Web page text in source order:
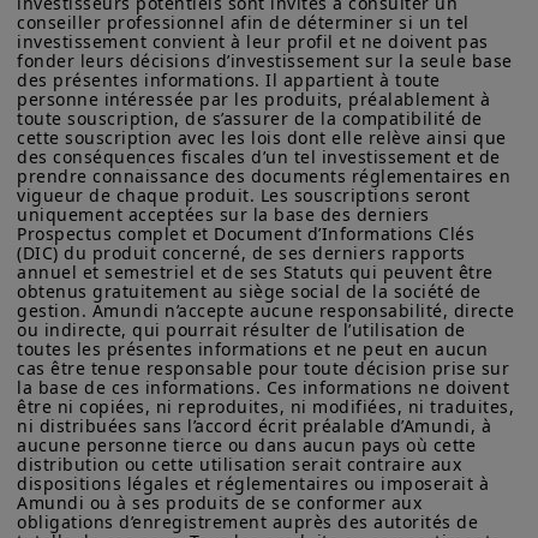
possessions américains), aux résidents et citoyens des États-
Unis d'Amérique ou à des « Ressortissants des États-Unis ». Si
vous êtes un « Ressortissant des États-Unis », vous n'êtes pas
autorisé à accéder à ce site et vous êtes invité à vous
connecter à amundi.com/usinvestors.
Les informations disponibles sur ce site sont fournies à titre
informatif seulement. Aucune information fournie ne constitue
une offre d’achat, une sollicitation de vente de titres, un conseil
d’investissement quant à l'achat ou à la vente d’un titre, une
offre ou une sollicitation par Amundi Canada ou une de ses
sociétés affiliées de fournir un conseil d'investissement ou un
service financier, juridique, fiscal ou de placement ni d’acheter
ou vendre des titres ou d’autres instruments financiers. Les
informations contenues sur ce site proviennent d’Amundi
Canada ou de sources considérées comme fiables par Amundi
Canada. Amundi Canada n’a pas vérifié indépendamment cette
information, ni n’a mené d’enquête à son égard. Ni Amundi
Canada, ni ses sociétés affiliées, associés, administrateurs,
dirigeants, mandataires, employés ni ses représentants ne
garantissent ni ne déclarent, implicitement ou explicitement,
que les informations fournies sur ce site est exacte, complète
ou à jour. Amundi Canada décline toute responsabilité liée aux
informations contenues sur ce site web.
conseiller professionnel afin de déterminer si un tel
investissement convient à leur profil et ne doivent pas
fonder leurs décisions d’investissement sur la seule base
des présentes informations. Il appartient à toute
personne intéressée par les produits, préalablement à
toute souscription, de s’assurer de la compatibilité de
cette souscription avec les lois dont elle relève ainsi que
des conséquences fiscales d’un tel investissement et de
prendre connaissance des documents réglementaires en
vigueur de chaque produit. Les souscriptions seront
uniquement acceptées sur la base des derniers
Prospectus complet et Document d’Informations Clés
(DIC) du produit concerné, de ses derniers rapports
annuel et semestriel et de ses Statuts qui peuvent être
obtenus gratuitement au siège social de la société de
gestion. Amundi n’accepte aucune responsabilité, directe
ou indirecte, qui pourrait résulter de l’utilisation de
toutes les présentes informations et ne peut en aucun
cas être tenue responsable pour toute décision prise sur
la base de ces informations. Ces informations ne doivent
être ni copiées, ni reproduites, ni modifiées, ni traduites,
ni distribuées sans l’accord écrit préalable d’Amundi, à
aucune personne tierce ou dans aucun pays où cette
distribution ou cette utilisation serait contraire aux
dispositions légales et réglementaires ou imposerait à
Amundi ou à ses produits de se conformer aux
obligations d’enregistrement auprès des autorités de